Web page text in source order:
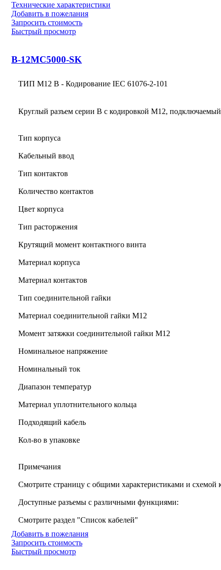
Технические характеристики
Добавить в пожелания
Запросить стоимость
Быстрый просмотр
B-12MC5000-SK
ТИП M12 В - Кодирование IEC 61076-2-101
Круглый разъем серии B с кодировкой M12,
Тип корпуса
Кабельный ввод
Тип контактов
Количество контактов
Цвет корпуса
Тип расторжения
Крутящий момент контактного винта
Материал корпуса
Материал контактов
Тип соединительной гайки
Материал соединительной гайки M12
Момент затяжки соединительной гайки M12
Номинальное напряжение
Номинальный ток
Диапазон температур
Материал уплотнительного кольца
Подходящий кабель
Кол-во в упаковке
Примечания
Смотрите страницу с общими характеристиками и схемой
Доступные разъемы с различными функциями:
Смотрите раздел "Список кабелей"
Добавить в пожелания
Запросить стоимость
Быстрый просмотр